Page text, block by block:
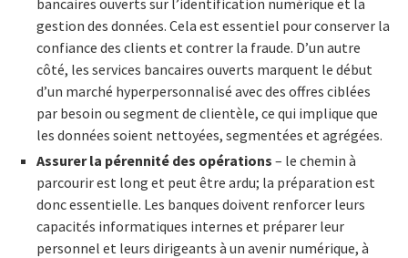
gestion des données. Cela est essentiel pour conserver la
confiance des clients et contrer la fraude. D’un autre
côté, les services bancaires ouverts marquent le début
d’un marché hyperpersonnalisé avec des offres ciblées
par besoin ou segment de clientèle, ce qui implique que
les données soient nettoyées, segmentées et agrégées.
Assurer la pérennité des opérations – le chemin à
parcourir est long et peut être ardu; la préparation est
donc essentielle. Les banques doivent renforcer leurs
capacités informatiques internes et préparer leur
personnel et leurs dirigeants à un avenir numérique, à